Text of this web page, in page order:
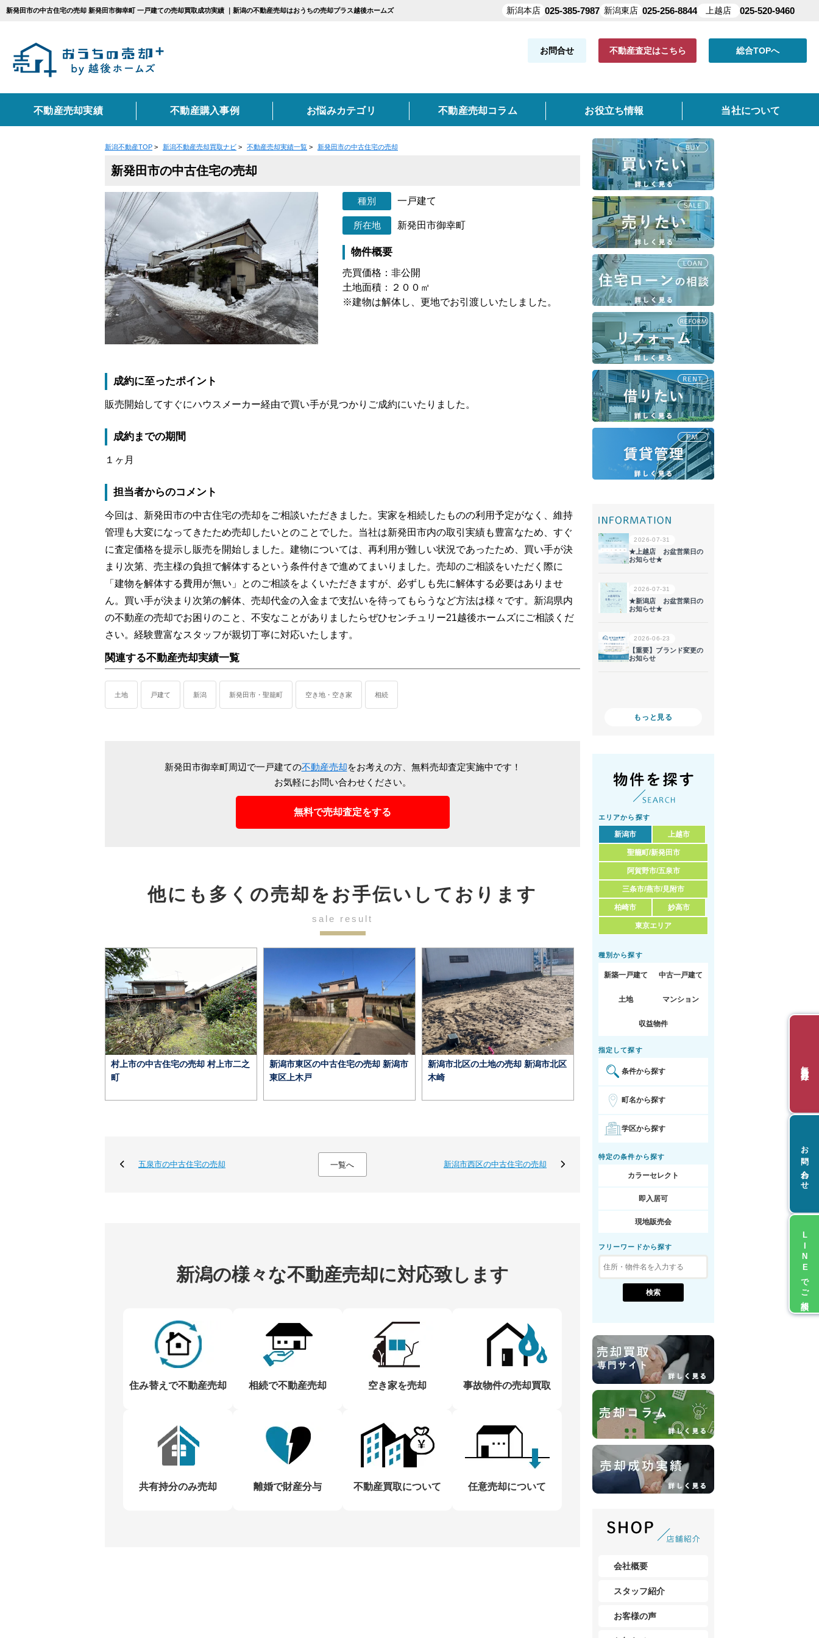
新発田市の中古住宅の売却 新発田市御幸町 一戸建ての売却買取成功実績 ｜新潟の不動産売却はおうちの売却プラス越後ホームズ
お問合せ 不動産査定はこちら 総合TOPへ
不動産売却実績
エリアから不動産売却実績を探す
新潟市 上越市 新発田市・聖籠町 妙高市
種別から不動産売却実績を探す
戸建て マンション 土地 収益物件
カテゴリーから不動産売却実績を探す
相続 住み替え 買取り 移住・転勤 共有持分
不動産購入事例 お悩みカテゴリ
カテゴリ別お悩み一覧
相続 住み替え 買取 空き家 離婚
不動産売却コラム お役立ち情報
不動産売却に関するお役立ち情報
売却の流れ 仲介と買取の違い 不動産売却時の諸費用 よくある質問 仲介手数料について
不動産売却に必要な書類 どんな業者を選ぶべき？ 売却価格の決め方 売却クイック査定とは
コンテンツ一覧
売却査定事例 購入希望者 マンションカタログ
当社について
新潟不動産TOP > 新潟不動産売却買取ナビ > 不動産売却実績一覧 > 新発田市の中古住宅の売却
新発田市の中古住宅の売却
一戸建て
新発田市御幸町
物件概要
売買価格：非公開
土地面積：２００㎡
※建物は解体し、更地でお引渡しいたしました。
成約に至ったポイント
販売開始してすぐにハウスメーカー経由で買い手が見つかりご成約にいたりました。
成約までの期間
１ヶ月
担当者からのコメント
今回は、新発田市の中古住宅の売却をご相談いただきました。実家を相続したものの利用予定がなく、維持
管理も大変になってきたため売却したいとのことでした。当社は新発田市内の取引実績も豊富なため、すぐ
に査定価格を提示し販売を開始しました。建物については、再利用が難しい状況であったため、買い手が決
まり次第、売主様の負担で解体するという条件付きで進めてまいりました。売却のご相談をいただく際に
「建物を解体する費用が無い」とのご相談をよくいただきますが、必ずしも先に解体する必要はありませ
ん。買い手が決まり次第の解体、売却代金の入金まで支払いを待ってもらうなど方法は様々です。新潟県内
の不動産の売却でお困りのこと、不安なことがありましたらぜひセンチュリー21越後ホームズにご相談くだ
さい。経験豊富なスタッフが親切丁寧に対応いたします。
関連する不動産売却実績一覧
土地 戸建て 新潟 新発田市・聖籠町 空き地・空き家 相続
新発田市御幸町周辺で一戸建ての不動産売却をお考えの方、 無料売却査定実施中です！
お気軽にお問い合わせください。
無料で売却査定をする
他にも多くの売却を お手伝いしております
sale result
五泉市の中古住宅の売却 一覧へ 新潟市西区の中古住宅の売却
新潟の様々な不動産売却に対応致します
住み替えで不動産売却 相続で不動産売却 空き家を売却 事故物件の売却買取
共有持分のみ売却 離婚で財産分与 不動産買取について 任意売却について
もっと見る
エリアから探す
新潟市 上越市
聖籠町/新発田市
阿賀野市/五泉市
三条市/燕市/見附市
柏崎市 妙高市
東京エリア
種別から探す
新築一戸建て 中古一戸建て
土地 マンション
収益物件
指定して探す
条件から探す
町名から探す
学区から探す
特定の条件から探す
カラーセレクト
即入居可
現地販売会
フリーワードから探す
会社概要
スタッフ紹介
お客様の声
新潟本店 025-385-7987 新潟東店 025-256-8844 上越店 025-520-9460
お問い合わせ
LINEでご相談